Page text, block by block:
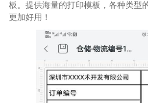
板。提供海量的打印模板，各种类型
更加好用！